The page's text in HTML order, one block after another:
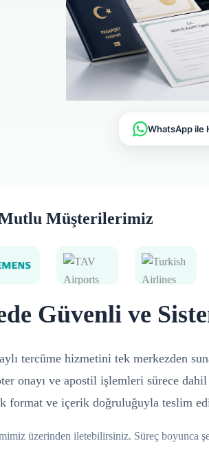
WhatsApp ile
Müşterilerimiz
Güvenli ve
tercüme hizmetini tek merkezden
onayı ve apostil işlemleri sürece
format ve içerik doğruluğuyla teslim
üzerinden iletebilirsiniz. Süreç boyunca